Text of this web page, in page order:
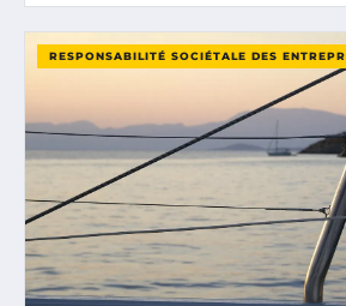
RESPONSABILITÉ SOCIÉTALE DES